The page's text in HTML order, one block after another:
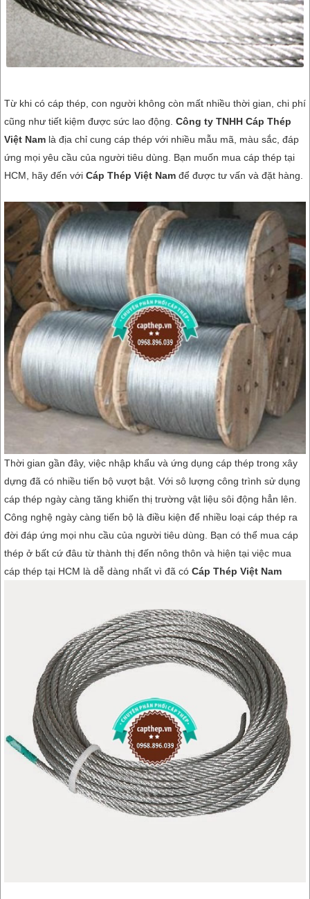
Từ khi có cáp thép, con người không còn mất nhiều thời gian, chi phí
cũng như tiết kiệm được sức lao động. Công ty TNHH Cáp Thép
Việt Nam là địa chỉ cung cáp thép với nhiều mẫu mã, màu sắc, đáp
ứng mọi yêu cầu của người tiêu dùng. Bạn muốn mua cáp thép tại
HCM, hãy đến với Cáp Thép Việt Nam để được tư vấn và đặt hàng.
Thời gian gần đây, việc nhập khẩu và ứng dụng cáp thép trong xây
dựng đã có nhiều tiến bộ vượt bật. Với sô lượng công trình sử dụng
cáp thép ngày càng tăng khiến thị trường vật liệu sôi động hẳn lên.
Công nghệ ngày càng tiến bộ là điều kiện để nhiều loại cáp thép ra
đời đáp ứng mọi nhu cầu của người tiêu dùng. Bạn có thể mua cáp
thép ở bất cứ đâu từ thành thị đến nông thôn và hiện tại việc mua
cáp thép tại HCM là dễ dàng nhất vì đã có Cáp Thép Việt Nam